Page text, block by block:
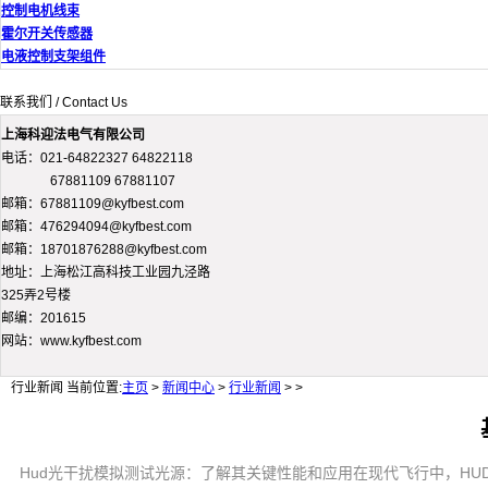
控制电机线束
霍尔开关传感器
电液控制支架组件
联系我们 / Contact Us
上海科迎法电气有限公司
电话：021-64822327 64822118
67881109 67881107
邮箱：67881109@kyfbest.com
邮箱：476294094@kyfbest.com
邮箱：18701876288@kyfbest.com
地址：上海松江高科技工业园九泾路
325弄2号楼
邮编：201615
网站：www.kyfbest.com
行业新闻 当前位置:主页 > 新闻中心 > 行业新闻 > >
Hud光干扰模拟测试光源：了解其关键性能和应用在现代飞行中，